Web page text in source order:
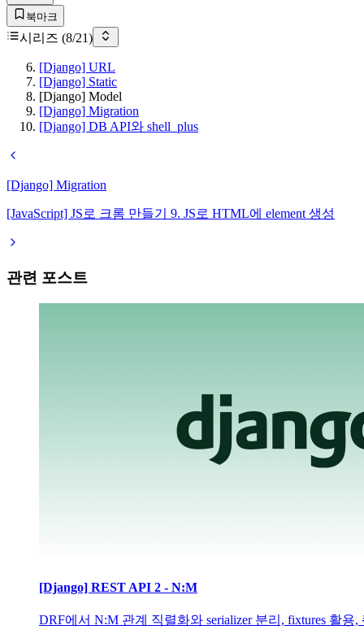
북마크
시리즈 (8/21)
[Django] URL
[Django] Static
[Django] Model
[Django] Migration
[Django] DB API와 shell_plus
[Django] Migration
[JavaScript] JS로 크롬 만들기 9. JS로 HTML에 element 생성
관련 포스트
[Django] REST API 2 - N:M
DRF에서 N:M 관계 직렬화와 serializer 분리, fixtures 활